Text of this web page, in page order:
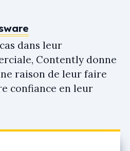
dans leur
Contently donne
raison de leur faire
confiance en leur